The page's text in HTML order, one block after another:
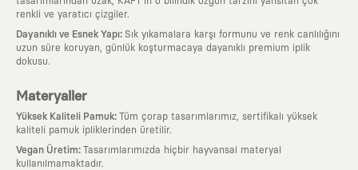
renkli ve yaratıcı çizgiler.
Dayanıklı ve Esnek Yapı: Sık yıkamalara karşı formunu ve renk canlılığını
uzun süre koruyan, günlük koşturmacaya dayanıklı premium iplik
dokusu.
Materyaller
Yüksek Kaliteli Pamuk: Tüm çorap tasarımlarımız, sertifikalı yüksek
kaliteli pamuk ipliklerinden üretilir.
Vegan Üretim: Tasarımlarımızda hiçbir hayvansal materyal
kullanılmamaktadır.